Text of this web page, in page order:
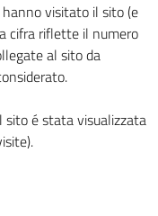
visitato il sito (e
cifra riflette il numero
al sito da
sito é stata visualizzata